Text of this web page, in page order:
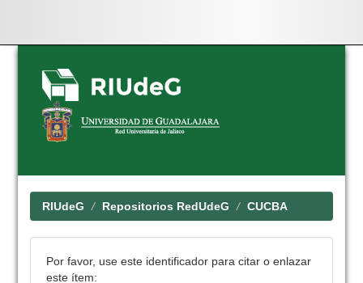
Skip
navigation
RIUdeG Repositorios RedUdeG CUCBA
Por favor, use este identificador para citar o enlazar
este ítem: